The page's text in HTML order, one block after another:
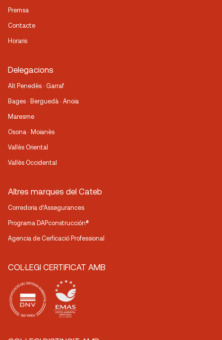
Premsa
Contacte
Horaris
Delegacions
Alt Penedès · Garraf
Bages · Berguedà · Anoia
Maresme
Osona · Moianès
Vallès Oriental
Vallès Occidental
Altres marques del Cateb
Corredoria d’Assegurances
Programa DAPconstrucción®
Agencia de Cerficació Professional
COL·LEGI CERTIFICAT AMB